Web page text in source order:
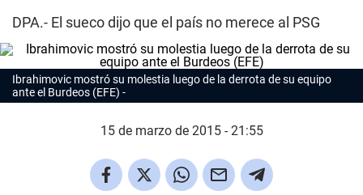
DPA.- El sueco dijo que el país no merece al PSG
Ibrahimovic mostró su molestia luego de la derrota de su equipo
ante el Burdeos (EFE)
15 de marzo de 2015 - 21:55